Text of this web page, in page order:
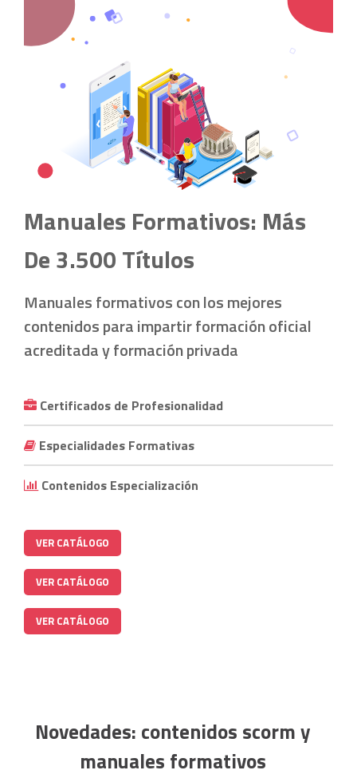
Manuales Formativos: Más
De 3.500 Títulos
Manuales formativos con los mejores
contenidos para impartir formación oficial
acreditada y formación privada
Certificados de Profesionalidad
Especialidades Formativas
Contenidos Especialización
VER CATÁLOGO
VER CATÁLOGO
VER CATÁLOGO
Novedades: contenidos scorm y
manuales formativos